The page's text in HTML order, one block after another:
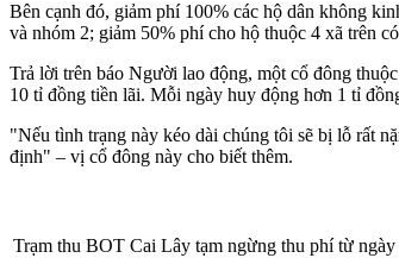
Bên cạnh đó, giảm phí 100% các hộ dân không
và nhóm 2; giảm 50% phí cho hộ thuộc 4 xã trên
Trả lời trên báo Người lao động, một cổ đông
10 tỉ đồng tiền lãi. Mỗi ngày huy động hơn 1 tỉ
"Nếu tình trạng này kéo dài chúng tôi sẽ bị lỗ rất
định" – vị cổ đông này cho biết thêm.
Trạm thu BOT Cai Lây tạm ngừng thu phí từ ngày